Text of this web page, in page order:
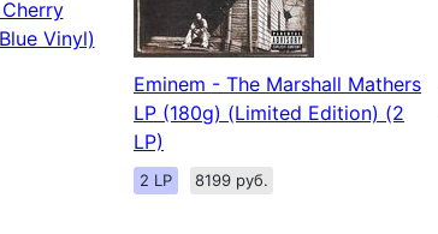
Vinyl)
Eminem - The Marshall Mathers
LP (180g) (Limited Edition) (2
LP)
2 LP 8199 руб.